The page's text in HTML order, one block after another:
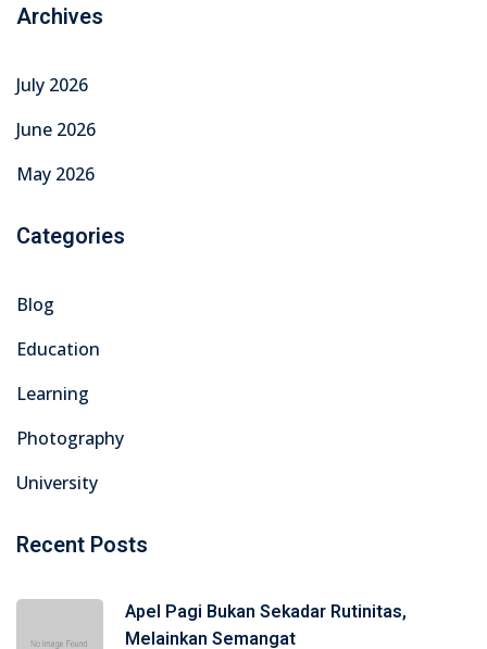
Archives
July 2026
June 2026
May 2026
Categories
Blog
Education
Learning
Photography
University
Recent Posts
Apel Pagi Bukan Sekadar Rutinitas,
Melainkan Semangat